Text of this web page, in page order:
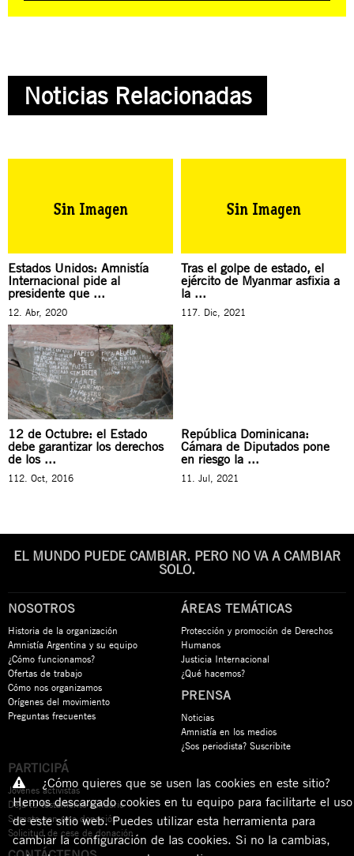
Noticias Relacionadas
Estados Unidos: Amnistía
Internacional pide al
presidente que ...
12. Abr, 2020
Tras el golpe de estado, el
ejército de Myanmar asfixia a
la ...
117. Dic, 2021
12 de Octubre: el Estado
debe garantizar los derechos
de los ...
112. Oct, 2016
República Dominicana:
Cámara de Diputados pone
en riesgo la ...
11. Jul, 2021
EL MUNDO PUEDE CAMBIAR. PERO NO VA A CAMBIAR
SOLO.
NOSOTROS
Historia de la organización
Amnistía Argentina y su equipo
¿Cómo funcionamos?
Ofertas de trabajo
Cómo nos organizamos
Orígenes del movimiento
Preguntas frecuentes
ÁREAS TEMÁTICAS
Protección y promoción de Derechos
Humanos
Justicia Internacional
¿Qué hacemos?
PRENSA
Noticias
Amnistía en los medios
¿Sos periodista? Suscribite
PARTICIPÁ
Jóvenes activistas
Dejá tu testamento solidario
Sumate con una donación
Solicitud de cese de donación
¿Cómo quieres que se usen las cookies en este sitio?
Hemos descargado cookies en tu equipo para facilitarte el uso
de este sitio web. Puedes utilizar esta herramienta para
cambiar la configuración de las cookies. Si no la cambias,